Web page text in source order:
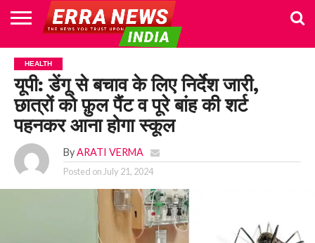
HOME
POLITICS
NEWS
BUSINESS
CULTURE
NATIONAL
SPORTS
LIFESTYLE
TRAVEL
OPINION
BREAKING
NEWS
ENTERTAINMENT
WORLD
CRIME
JOIN
US
HEALTH
यूपी: डेंगू से बचाव के लिए निर्देश जारी,
छात्रों को फ़ुल पैंट व पूरे बांह की शर्ट
पहनकर आना होगा स्कूल
By ARATI VERMA
Posted on July 21, 2024